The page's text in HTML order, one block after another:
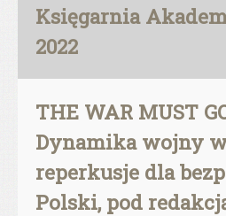
Księgarnia
2022
THE WAR MUST
Dynamika wojny
reperkusje dla
Polski, pod